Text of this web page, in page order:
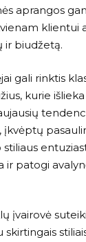
aprangos
klientui
ir biudžetą.
gali rinktis
kurie
ir patogi
įvairovė